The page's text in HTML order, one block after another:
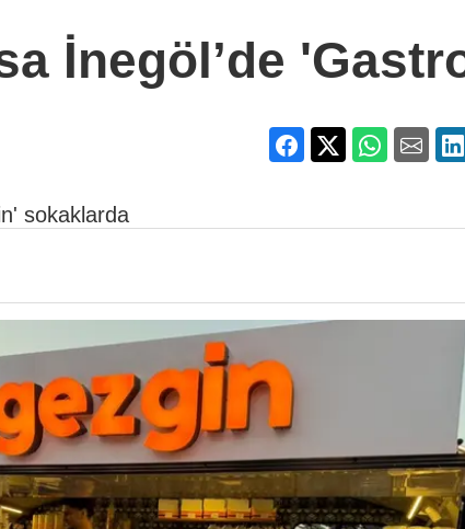
İnegöl’de
sokaklarda